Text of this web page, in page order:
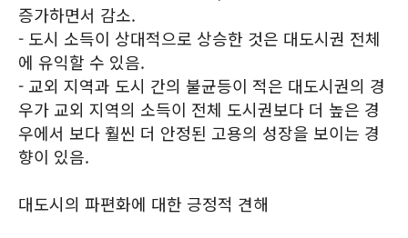
증가하면서 감소.
- 도시 소득이 상대적으로 상승한 것은 대도시권 전체
에 유익할 수 있음.
- 교외 지역과 도시 간의 불균등이 적은 대도시권의 경
우가 교외 지역의 소득이 전체 도시권보다 더 높은 경
우에서 보다 훨씬 더 안정된 고용의 성장을 보이는 경
향이 있음.
대도시의 파편화에 대한 긍정적 견해